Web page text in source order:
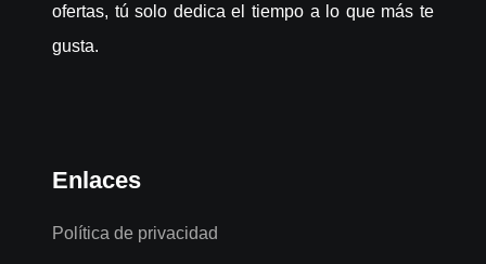
ofertas, tú solo dedica el tiempo a lo que más te
gusta.
Enlaces
Política de privacidad